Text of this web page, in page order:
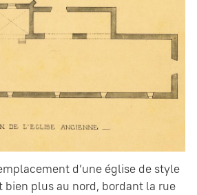
d’une église de style
bien plus au nord, bordant la rue